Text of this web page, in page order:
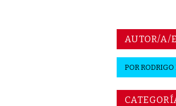
AUTOR/A/
POR